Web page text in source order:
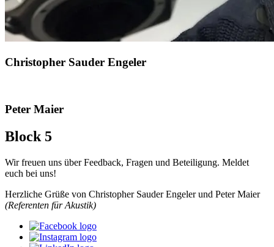
Christopher Sauder Engeler
Peter Maier
Block 5
Wir freuen uns über Feedback, Fragen und Beteiligung. Meldet
euch bei uns!
Herzliche Grüße von Christopher Sauder Engeler und Peter Maier
(Referenten für Akustik)